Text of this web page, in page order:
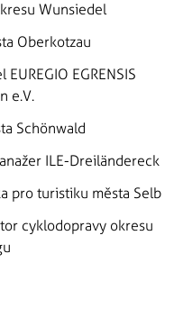
Wunsiedel
Oberkotzau
EGRENSIS
e.V.
Schönwald
ILE-Dreiländereck
pro turistiku města Selb
cyklodopravy okresu